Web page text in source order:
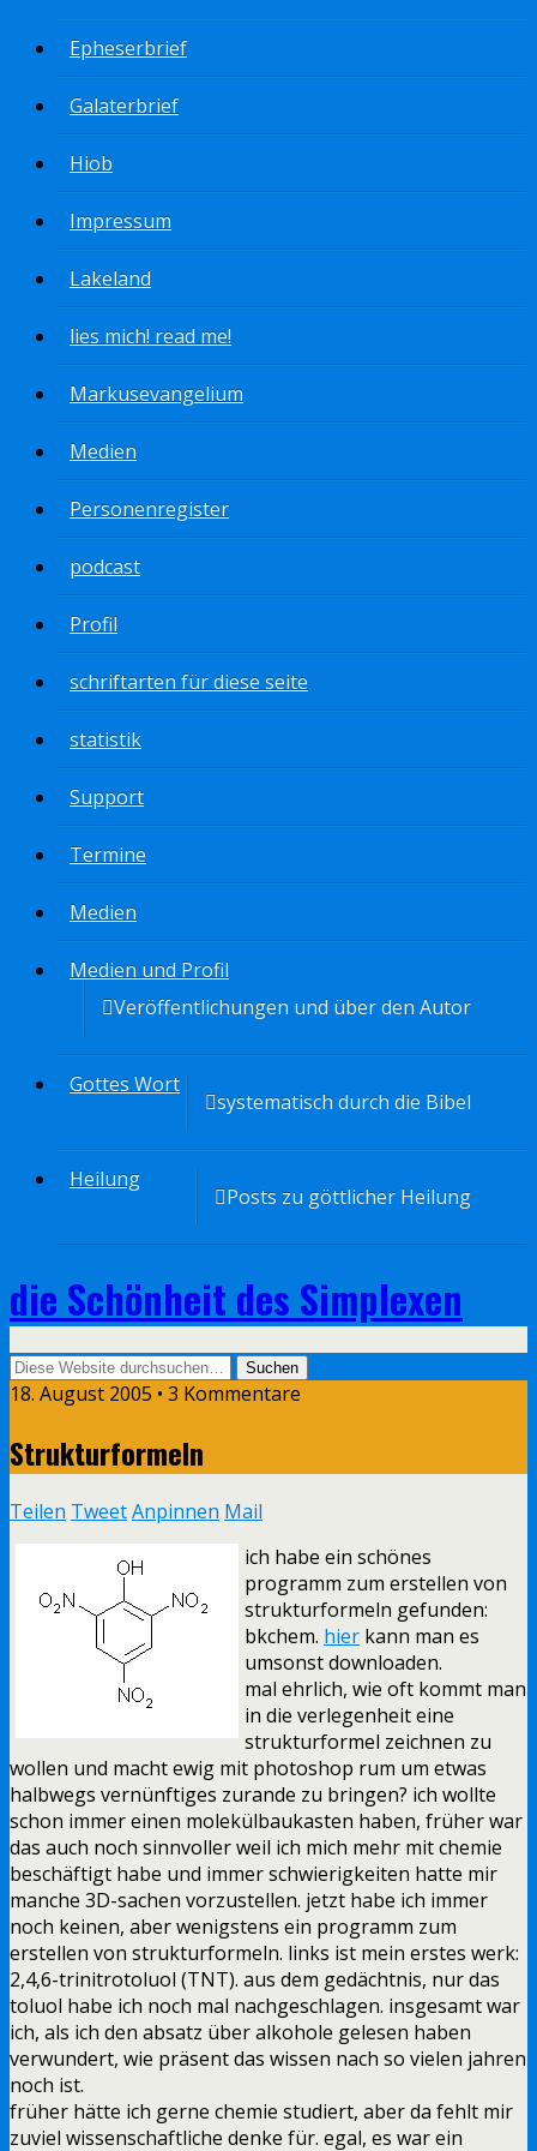
Epheserbrief
Galaterbrief
Hiob
Impressum
Lakeland
lies mich! read me!
Markusevangelium
Medien
Personenregister
podcast
Profil
schriftarten für diese seite
statistik
Support
Termine
Medien
Medien und Profil
Veröffentlichungen und über den Autor
Gottes Wort
systematisch durch die Bibel
Heilung
Posts zu göttlicher Heilung
die Schönheit des Simplexen
18. August 2005 • 3 Kommentare
Strukturformeln
Teilen TweetAnpinnen Mail
ich habe ein schönes
programm zum erstellen von
strukturformeln gefunden:
bkchem. hier kann man es
umsonst downloaden.
mal ehrlich, wie oft kommt man
in die verlegenheit eine
strukturformel zeichnen zu
wollen und macht ewig mit photoshop rum um etwas
halbwegs vernünftiges zurande zu bringen? ich wollte
schon immer einen molekülbaukasten haben, früher war
das auch noch sinnvoller weil ich mich mehr mit chemie
beschäftigt habe und immer schwierigkeiten hatte mir
manche 3D-sachen vorzustellen. jetzt habe ich immer
noch keinen, aber wenigstens ein programm zum
erstellen von strukturformeln. links ist mein erstes werk:
2,4,6-trinitrotoluol (TNT). aus dem gedächtnis, nur das
toluol habe ich noch mal nachgeschlagen. insgesamt war
ich, als ich den absatz über alkohole gelesen haben
verwundert, wie präsent das wissen nach so vielen jahren
noch ist.
früher hätte ich gerne chemie studiert, aber da fehlt mir
zuviel wissenschaftliche denke für. egal, es war ein